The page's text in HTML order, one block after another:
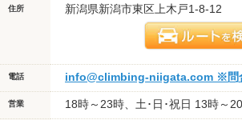
住所 新潟県新潟市東区上木戸1-8-12
電話 info@climbing-niigata.com ※問合
営業 18時～23時、土･日･祝日 13時～